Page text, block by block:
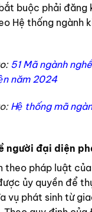
buộc phải đăng
Hệ thống ngành
51 Mã ngành
năm 2024
Hệ thống mã
người đại diện
theo pháp luật
ủy quyền để
vụ phát sinh từ